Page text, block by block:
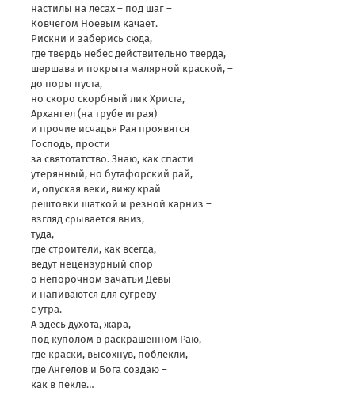
настилы на лесах – под шаг –
Ковчегом Ноевым качает.
Рискни и заберись сюда,
где твердь небес действительно тверда,
шершава и покрыта малярной краской, –
до поры пуста,
но скоро скорбный лик Христа,
Архангел (на трубе играя)
и прочие исчадья Рая проявятся
Господь, прости
за святотатство. Знаю, как спасти
утерянный, но бутафорский рай,
и, опуская веки, вижу край
рештовки шаткой и резной карниз –
взгляд срывается вниз, –
туда,
где строители, как всегда,
ведут нецензурный спор
о непорочном зачатьи Девы
и напиваются для сугреву
с утра.
А здесь духота, жара,
под куполом в раскрашенном Раю,
где краски, высохнув, поблекли,
где Ангелов и Бога создаю –
как в пекле…